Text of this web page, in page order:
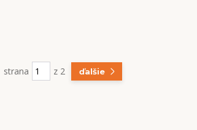
strana z 2 ďalšie